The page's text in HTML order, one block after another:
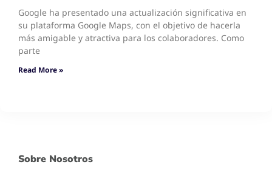
Google ha presentado una actualización significativa en
su plataforma Google Maps, con el objetivo de hacerla
más amigable y atractiva para los colaboradores. Como
parte
Read More »
Sobre Nosotros